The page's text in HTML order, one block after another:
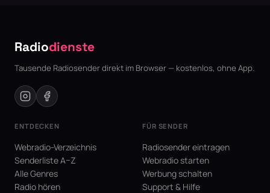
Radiodienste
Tausende Radiosender direkt im Browser — kostenlos, ohne App.
ENTDECKEN
Webradio-Verzeichnis
Senderliste A–Z
Alle Genres
Radio hören
FÜR SENDER
Radiosender eintragen
Webradio starten
Werbung schalten
Support & Hilfe